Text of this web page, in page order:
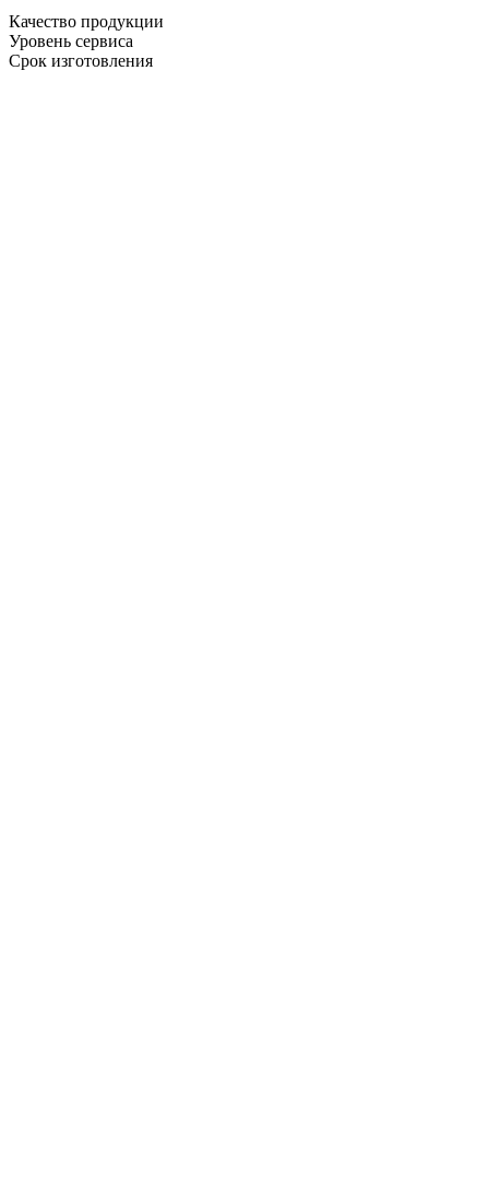
Качество продукции
Уровень сервиса
Срок изготовления